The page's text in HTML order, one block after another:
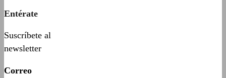
Entérate
Suscríbete al
newsletter
Correo